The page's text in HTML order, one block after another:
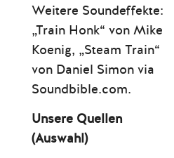
Weitere Soundeffekte:
„Train Honk“ von Mike
Koenig, „Steam Train“
von Daniel Simon via
Soundbible.com.
Unsere Quellen
(Auswahl)